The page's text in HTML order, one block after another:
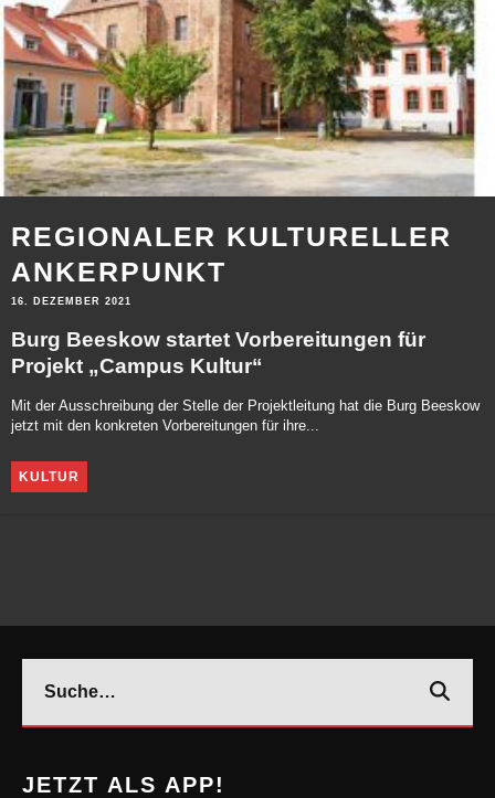
REGIONALER KULTURELLER
ANKERPUNKT
16. DEZEMBER 2021
Burg Beeskow startet Vorbereitungen für
Projekt „Campus Kultur“
Mit der Ausschreibung der Stelle der Projektleitung hat die Burg Beeskow
jetzt mit den konkreten Vorbereitungen für ihre...
KULTUR
JETZT ALS APP!